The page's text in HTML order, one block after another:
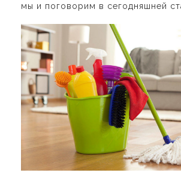
мы и поговорим в сегодняшней